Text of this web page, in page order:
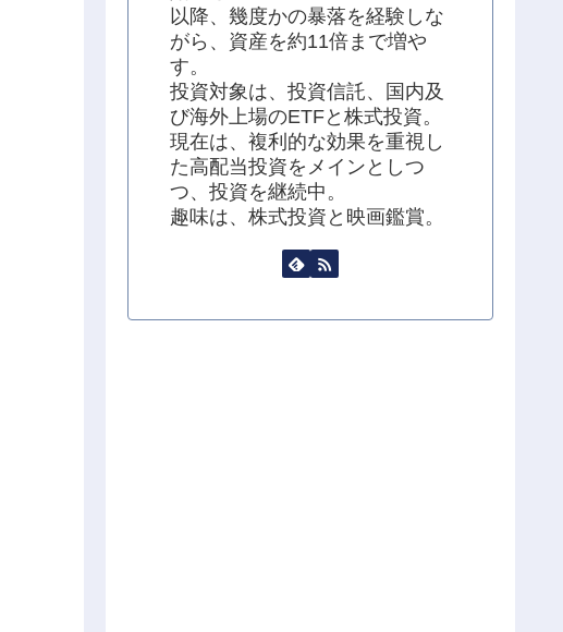
以降、幾度かの暴落を経験しな
がら、資産を約11倍まで増や
す。
投資対象は、投資信託、国内及
び海外上場のETFと株式投資。
現在は、複利的な効果を重視し
た高配当投資をメインとしつ
つ、投資を継続中。
趣味は、株式投資と映画鑑賞。